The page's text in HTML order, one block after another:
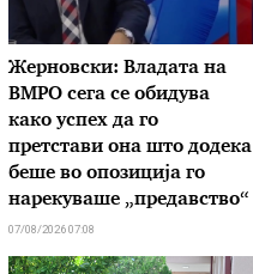
Жерновски: Владата на
ВМРО сега се обидува
како успех да го
претстави она што додека
беше во опозиција го
нарекуваше „предавство“
07/08/2026 07:08